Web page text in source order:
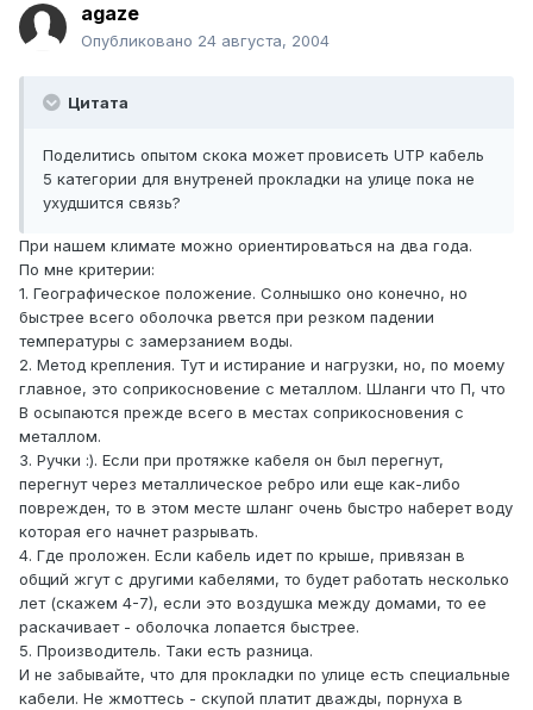
agaze
Опубликовано 24 августа, 2004
Цитата
Поделитись опытом скока может провисеть UTP кабель
5 категории для внутреней прокладки на улице пока не
ухудшится связь?
При нашем климате можно ориентироваться на два года.
По мне критерии:
1. Географическое положение. Солнышко оно конечно, но
быстрее всего оболочка рвется при резком падении
температуры с замерзанием воды.
2. Метод крепления. Тут и истирание и нагрузки, но, по моему
главное, это соприкосновение с металлом. Шланги что П, что
В осыпаются прежде всего в местах соприкосновения с
металлом.
3. Ручки :). Если при протяжке кабеля он был перегнут,
перегнут через металлическое ребро или еще как-либо
поврежден, то в этом месте шланг очень быстро наберет воду
которая его начнет разрывать.
4. Где проложен. Если кабель идет по крыше, привязан в
общий жгут с другими кабелями, то будет работать несколько
лет (скажем 4-7), если это воздушка между домами, то ее
раскачивает - оболочка лопается быстрее.
5. Производитель. Таки есть разница.
И не забывайте, что для прокладки по улице есть специальные
кабели. Не жмоттесь - скупой платит дважды, порнуха в